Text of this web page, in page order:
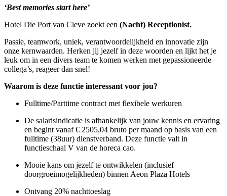
‘Best memories start here’
Hotel Die Port van Cleve zoekt een (Nacht) Receptionist.
Passie, teamwork, uniek, verantwoordelijkheid en innovatie zijn
onze kernwaarden. Herken jij jezelf in deze woorden en lijkt het je
leuk om in een divers team te komen werken met gepassioneerde
collega’s, reageer dan snel!
Waarom is deze functie interessant voor jou?
Fulltime/Parttime contract met flexibele werkuren
De salarisindicatie is afhankelijk van jouw kennis en ervaring
en begint vanaf € 2505,04 bruto per maand op basis van een
fulltime (38uur) dienstverband. Deze functie valt in
functieschaal V van de horeca cao.
Mooie kans om jezelf te ontwikkelen (inclusief
doorgroeimogelijkheden) binnen Aeon Plaza Hotels
Ontvang 20% nachttoeslag